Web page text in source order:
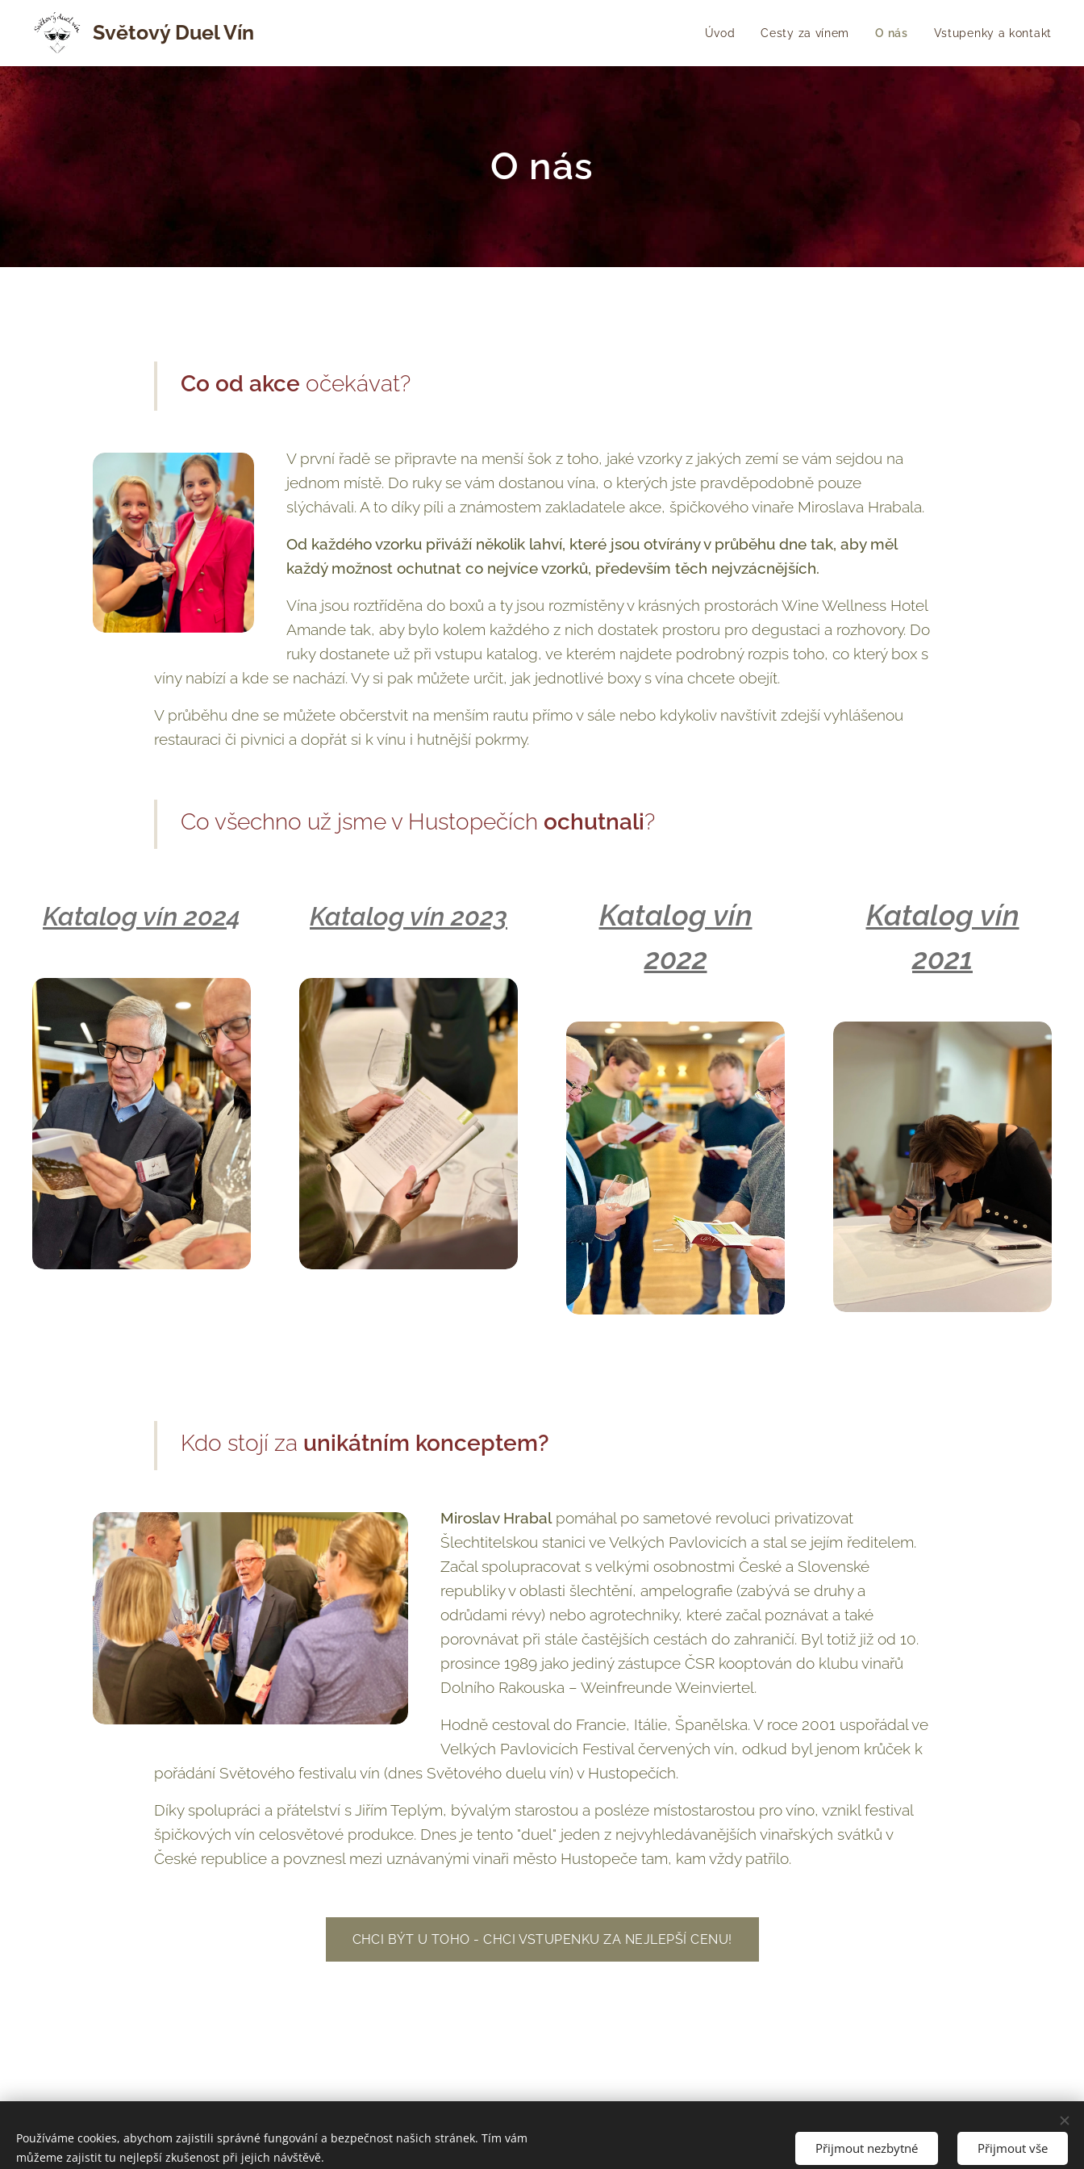
Světový Duel Vín Úvod Cesty za vínem O nás Vstupenky a kontakt
O nás
Co od akce očekávat?
V první řadě se připravte na menší šok z toho, jaké vzorky z jakých zemí se vám sejdou na
jednom místě. Do ruky se vám dostanou vína, o kterých jste pravděpodobně pouze
slýchávali. A to díky píli a známostem zakladatele akce, špičkového vinaře Miroslava Hrabala.
Od každého vzorku přiváží několik lahví, které jsou otvírány v průběhu dne tak, aby měl
každý možnost ochutnat co nejvíce vzorků, především těch nejvzácnějších.
Vína jsou roztříděna do boxů a ty jsou rozmístěny v krásných prostorách Wine Wellness Hotel
Amande tak, aby bylo kolem každého z nich dostatek prostoru pro degustaci a rozhovory. Do
ruky dostanete už při vstupu katalog, ve kterém najdete podrobný rozpis toho, co který box s
víny nabízí a kde se nachází. Vy si pak můžete určit, jak jednotlivé boxy s vína chcete obejít.
V průběhu dne se můžete občerstvit na menším rautu přímo v sále nebo kdykoliv navštívit zdejší vyhlášenou
restauraci či pivnici a dopřát si k vínu i hutnější pokrmy.
Co všechno už jsme v Hustopečích ochutnali?
Katalog vín 2024 Katalog vín 2023
Katalog vín
2022
Katalog vín
2021
Kdo stojí za unikátním konceptem?
Miroslav Hrabalpomáhal po sametové revoluci privatizovat
Šlechtitelskou stanici ve Velkých Pavlovicích a stal se jejím ředitelem.
Začal spolupracovat s velkými osobnostmi České a Slovenské
republiky v oblasti šlechtění, ampelografie (zabývá se druhy a
odrůdami révy) nebo agrotechniky, které začal poznávat a také
porovnávat při stále častějších cestách do zahraničí. Byl totiž již od 10.
prosince 1989 jako jediný zástupce ČSR kooptován do klubu vinařů
Dolního Rakouska – Weinfreunde Weinviertel.
Hodně cestoval do Francie, Itálie, Španělska. V roce 2001 uspořádal ve
Velkých Pavlovicích Festival červených vín, odkud byl jenom krůček k
pořádání Světového festivalu vín (dnes Světového duelu vín) v Hustopečích.
Díky spolupráci a přátelství s Jiřím Teplým, bývalým starostou a posléze místostarostou pro víno, vznikl festival
špičkových vín celosvětové produkce. Dnes je tento "duel" jeden z nejvyhledávanějších vinařských svátků v
České republice a povznesl mezi uznávanými vinaři město Hustopeče tam, kam vždy patřilo.
CHCI BÝT U TOHO - CHCI VSTUPENKU ZA NEJLEPŠÍ CENU!
© 2025 Město Hustopeče
Všechna práva vyhrazena
Vytvořeno službou Webnode
Používáme cookies, abychom zajistili správné fungování a bezpečnost našich stránek. Tím vám
můžeme zajistit tu nejlepší zkušenost při jejich návštěvě.
Přijmout nezbytné Přijmout vše